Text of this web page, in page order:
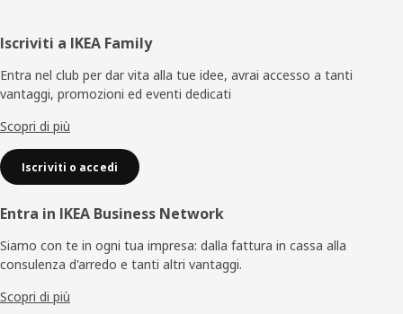
Piè
di
pagina
Iscriviti a IKEA Family
Entra nel club per dar vita alla tue idee, avrai accesso a tanti
vantaggi, promozioni ed eventi dedicati
Scopri di più
Iscriviti o accedi
Entra in IKEA Business Network
Siamo con te in ogni tua impresa: dalla fattura in cassa alla
consulenza d'arredo e tanti altri vantaggi.
Scopri di più